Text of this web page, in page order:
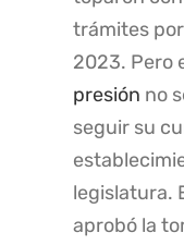
trámites
2023. Pero
presión no
seguir su
legislatura.
aprobó la